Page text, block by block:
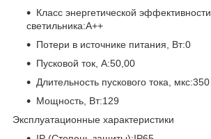
Класс энергетической эффективности
светильника:А++
Потери в источнике питания, Вт:0
Пусковой ток, А:50,00
Длительность пускового тока, мкс:350
Мощность, Вт:129
Эксплуатационные характеристики